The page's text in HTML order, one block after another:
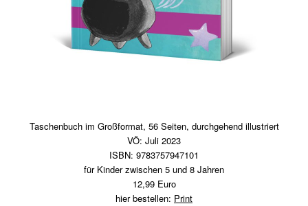
Taschenbuch im Großformat, 56 Seiten, durchgehend illustriert
VÖ: Juli 2023
ISBN: 9783757947101
für Kinder zwischen 5 und 8 Jahren
12,99 Euro
hier bestellen: Print